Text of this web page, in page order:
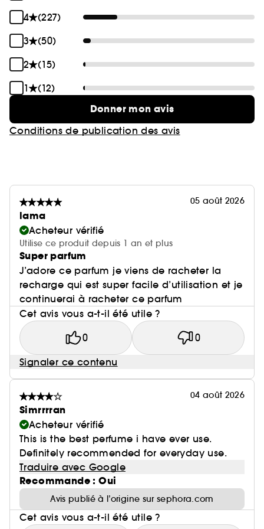
4
(227)
3
(50)
2
(15)
1
(12)
Donner mon avis
Conditions de publication des avis
05 août 2026
lama
Acheteur vérifié
Utilise ce produit depuis 1 an et plus
Super parfum
J’adore ce parfum je viens de racheter la
recharge qui est super facile d’utilisation et je
continuerai à racheter ce parfum
Cet avis vous a-t-il été utile ?
0 0
Signaler ce contenu
04 août 2026
Simrrrran
Acheteur vérifié
This is the best perfume i have ever use.
Definitely recommended for everyday use.
Traduire avec Google
Recommande : Oui
Avis publié à l’origine sur sephora.com
Cet avis vous a-t-il été utile ?